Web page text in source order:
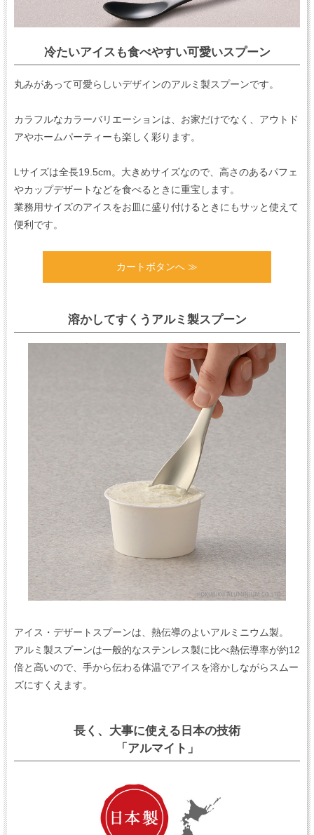
冷たいアイスも食べやすい可愛いスプーン
丸みがあって可愛らしいデザインのアルミ製スプーンです。
カラフルなカラーバリエーションは、お家だけでなく、アウトド
アやホームパーティーも楽しく彩ります。
Lサイズは全長19.5cm。大きめサイズなので、高さのあるパフェ
やカップデザートなどを食べるときに重宝します。
業務用サイズのアイスをお皿に盛り付けるときにもサッと使えて
便利です。
カートボタンへ ≫
溶かしてすくうアルミ製スプーン
アイス・デザートスプーンは、熱伝導のよいアルミニウム製。
アルミ製スプーンは一般的なステンレス製に比べ熱伝導率が約12
倍と高いので、手から伝わる体温でアイスを溶かしながらスムー
ズにすくえます。
長く、大事に使える日本の技術
「アルマイト」